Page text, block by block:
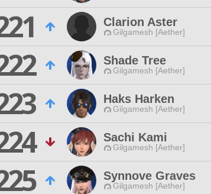
Clarion Aster
Gilgamesh [Aether]
Shade Tree
Gilgamesh [Aether]
Haks Harken
Gilgamesh [Aether]
Sachi Kami
Gilgamesh [Aether]
Synnove Graves
Gilgamesh [Aether]